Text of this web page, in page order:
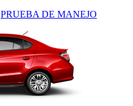
PRUEBA DE MANEJO